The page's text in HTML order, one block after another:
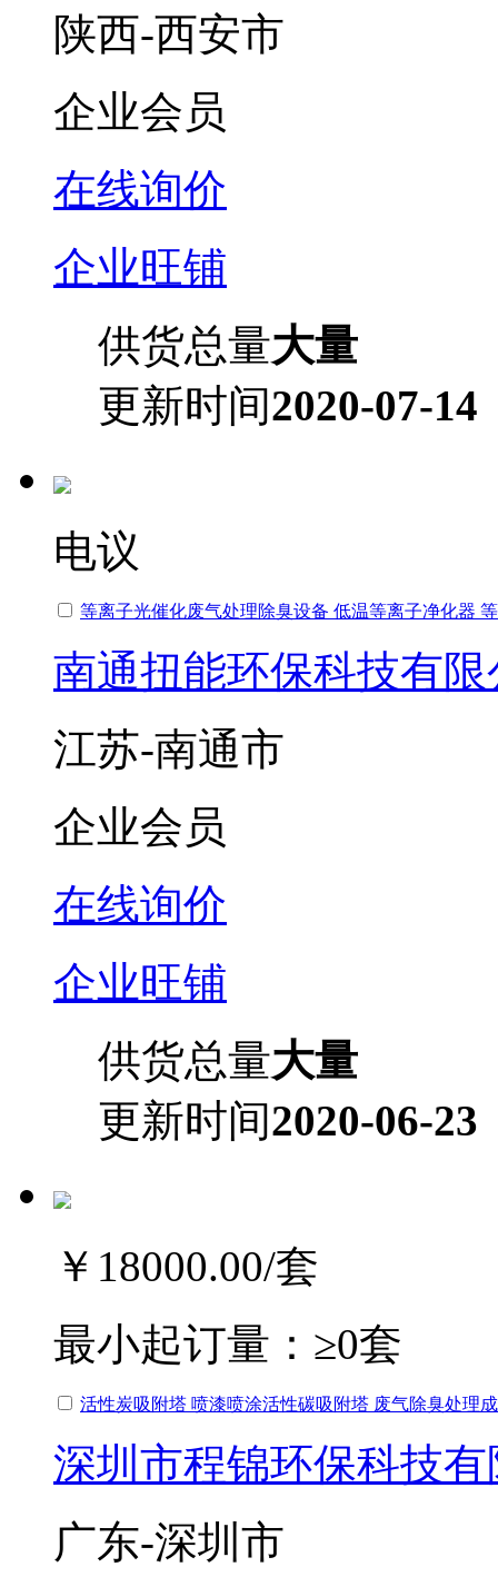
陕西-西安市
企业会员
在线询价
企业旺铺
供货总量大量
更新时间2020-07-14
电议
等离子光催化废气处理除臭设备 低温等离子净化器
南通扭能环保科技有限
江苏-南通市
企业会员
在线询价
企业旺铺
供货总量大量
更新时间2020-06-23
￥18000.00/套
最小起订量： ≥0套
活性炭吸附塔 喷漆喷涂活性碳吸附塔 废气除臭处理
深圳市程锦环保科技
广东-深圳市